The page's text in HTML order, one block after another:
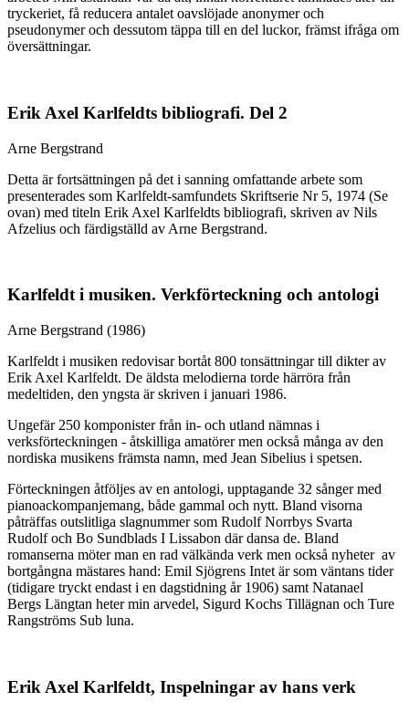
tryckeriet, få reducera antalet oavslöjade anonymer och
pseudonymer och dessutom täppa till en del luckor, främst ifråga om
översättningar.
Erik Axel Karlfeldts bibliografi. Del 2
Arne Bergstrand
Detta är fortsättningen på det i sanning omfattande arbete som
presenterades som Karlfeldt-samfundets Skriftserie Nr 5, 1974 (Se
ovan) med titeln Erik Axel Karlfeldts bibliografi, skriven av Nils
Afzelius och färdigställd av Arne Bergstrand.
Karlfeldt i musiken. Verkförteckning och antologi
Arne Bergstrand (1986)
Karlfeldt i musiken redovisar bortåt 800 tonsättningar till dikter av
Erik Axel Karlfeldt. De äldsta melodierna torde härröra från
medeltiden, den yngsta är skriven i januari 1986.
Ungefär 250 komponister från in- och utland nämnas i
verksförteckningen - åtskilliga amatörer men också många av den
nordiska musikens främsta namn, med Jean Sibelius i spetsen.
Förteckningen åtföljes av en antologi, upptagande 32 sånger med
pianoackompanjemang, både gammal och nytt. Bland visorna
påträffas outslitliga slagnummer som Rudolf Norrbys Svarta
Rudolf och Bo Sundblads I Lissabon där dansa de. Bland
romanserna möter man en rad välkända verk men också nyheter av
bortgångna mästares hand: Emil Sjögrens Intet är som väntans tider
(tidigare tryckt endast i en dagstidning år 1906) samt Natanael
Bergs Längtan heter min arvedel, Sigurd Kochs Tillägnan och Ture
Rangströms Sub luna.
Erik Axel Karlfeldt, Inspelningar av hans verk